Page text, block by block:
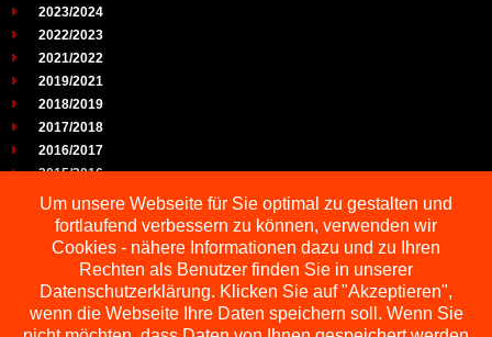
2023/2024
2022/2023
2021/2022
2019/2021
2018/2019
2017/2018
2016/2017
2015/2016
2014/2015
2013/2014
2012/2013
2011/2012
2010/2011
2009/2010
Um unsere Webseite für Sie optimal zu gestalten und
fortlaufend verbessern zu können, verwenden wir
Cookies - nähere Informationen dazu und zu Ihren
Rechten als Benutzer finden Sie in unserer
Datenschutzerklärung. Klicken Sie auf "Akzeptieren",
wenn die Webseite Ihre Daten speichern soll. Wenn Sie